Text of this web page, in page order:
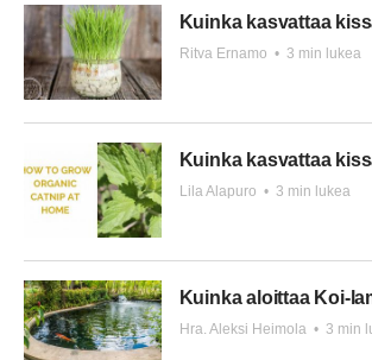
Kuinka kasvattaa
Ritva Ernamo • 3 min lukea
Kuinka kasvattaa
Lila Alapuro • 3 min lukea
Kuinka aloittaa Koi-
Hra. Aleksi Heimola • 3 min